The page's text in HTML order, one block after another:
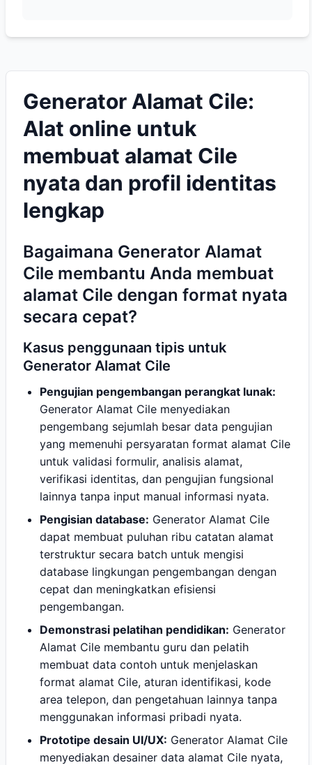
Generator Alamat Cile:
Alat online untuk
membuat alamat Cile
nyata dan profil identitas
lengkap
Bagaimana Generator Alamat
Cile membantu Anda membuat
alamat Cile dengan format nyata
secara cepat?
Kasus penggunaan tipis untuk
Generator Alamat Cile
Pengujian pengembangan perangkat lunak:
Generator Alamat Cile menyediakan
pengembang sejumlah besar data pengujian
yang memenuhi persyaratan format alamat Cile
untuk validasi formulir, analisis alamat,
verifikasi identitas, dan pengujian fungsional
lainnya tanpa input manual informasi nyata.
Pengisian database: Generator Alamat Cile
dapat membuat puluhan ribu catatan alamat
terstruktur secara batch untuk mengisi
database lingkungan pengembangan dengan
cepat dan meningkatkan efisiensi
pengembangan.
Demonstrasi pelatihan pendidikan: Generator
Alamat Cile membantu guru dan pelatih
membuat data contoh untuk menjelaskan
format alamat Cile, aturan identifikasi, kode
area telepon, dan pengetahuan lainnya tanpa
menggunakan informasi pribadi nyata.
Prototipe desain UI/UX: Generator Alamat Cile
menyediakan desainer data alamat Cile nyata,